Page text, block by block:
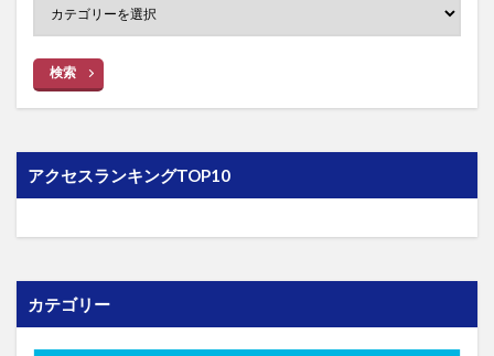
検索
アクセスランキングTOP10
カテゴリー